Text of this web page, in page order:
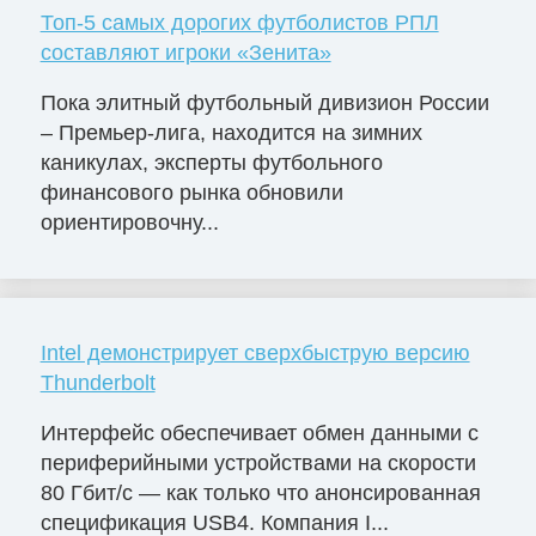
Топ-5 самых дорогих футболистов РПЛ
составляют игроки «Зенита»
Пока элитный футбольный дивизион России
– Премьер-лига, находится на зимних
каникулах, эксперты футбольного
финансового рынка обновили
ориентировочну...
Intel демонстрирует сверхбыструю версию
Thunderbolt
Интерфейс обеспечивает обмен данными с
периферийными устройствами на скорости
80 Гбит/с — как только что анонсированная
спецификация USB4. Компания I...